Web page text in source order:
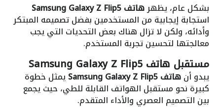
بشكل عام، يظهرهاتف Samsung Galaxy Z Flip5
استجابة إيجابية من المستخدمين بفضل تصميمه المبتكر
وأدائه، ولكن لا تزال هناك بعض التحديات التي يجب
معالجتها لتحسين تجربة المستخدم.
مستقبل هاتف Samsung Galaxy Z Flip5
يبدو أنهاتف Samsung Galaxy Z Flip5 يمثل خطوة
كبيرة نحو مستقبل الهواتف القابلة للطي، حيث يجمع
بين التصميم العصري والأداء المتقدم.